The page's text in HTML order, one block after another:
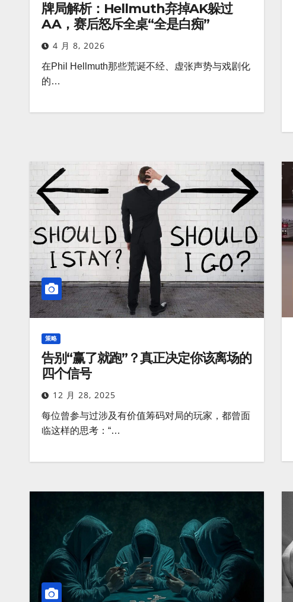
牌局解析：Hellmuth弃掉AK躲过
AA，赛后怒斥全桌“全是白痴”
4 月 8, 2026
在Phil Hellmuth那些荒诞不经、虚张声势与戏剧化
的…
策略
告别“赢了就跑”？真正决定你该离场的
四个信号
12 月 28, 2025
每位曾参与过涉及有价值筹码对局的玩家，都曾面
临这样的思考：“…